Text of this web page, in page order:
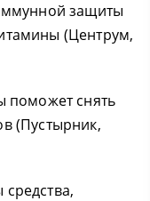
защиты
(Центрум,
поможет снять
(Пустырник,